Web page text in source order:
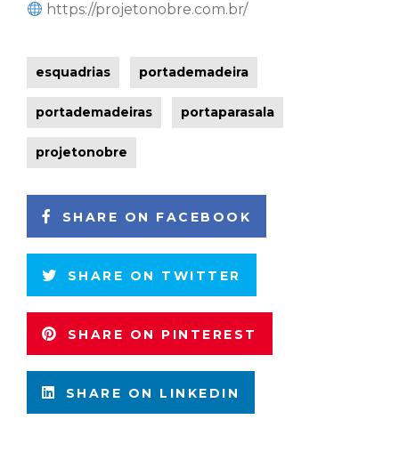
https://projetonobre.com.br/
esquadrias portademadeira
portademadeiras portaparasala
projetonobre
SHARE ON FACEBOOK
SHARE ON TWITTER
SHARE ON PINTEREST
SHARE ON LINKEDIN